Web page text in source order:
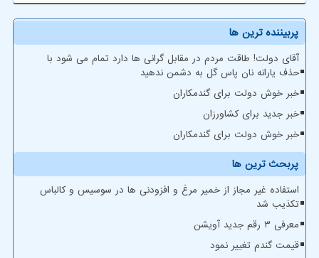
پربیننده ترین ها
آقای دولت! طاقت مردم در مقابل گرانی ها دارد تمام می شود با
حذف یارانه نان پاس گل به دشمن ندهید
خبر خوش دولت برای گندمکاران
خبر جدید برای کشاورزان
خبر خوش دولت برای گندمکاران
پربحث ترین ها
استفاده غیر مجاز از خمیر مرغ و افزودنی ها در سوسیس و کالباس
تکذیب شد
معرفی ۳ رقم جدید آویشن
قیمت گندم تغییر نمود